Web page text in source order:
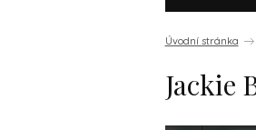
Úvodní stránka
Jackie